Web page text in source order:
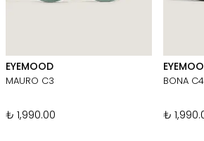
EYEMOOD
MAURO C3
₺ 1,990.00
BONA C4
₺